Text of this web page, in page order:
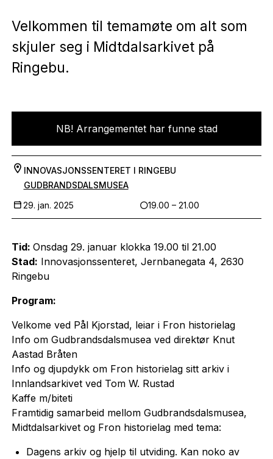
Velkommen til temamøte om alt som
skjuler seg i Midtdalsarkivet på
Ringebu.
NB! Arrangementet har funne stad
INNOVASJONSSENTERET I RINGEBU
GUDBRANDSDALSMUSEA
29. jan. 2025
19.00 – 21.00
Tid: Onsdag 29. januar klokka 19.00 til 21.00
Stad: Innovasjonssenteret, Jernbanegata 4, 2630
Ringebu
Program:
Velkome ved Pål Kjorstad, leiar i Fron historielag
Info om Gudbrandsdalsmusea ved direktør Knut
Aastad Bråten
Info og djupdykk om Fron historielag sitt arkiv i
Innlandsarkivet ved Tom W. Rustad
Kaffe m/biteti
Framtidig samarbeid mellom Gudbrandsdalsmusea,
Midtdalsarkivet og Fron historielag med tema:
Dagens arkiv og hjelp til utviding. Kan noko av